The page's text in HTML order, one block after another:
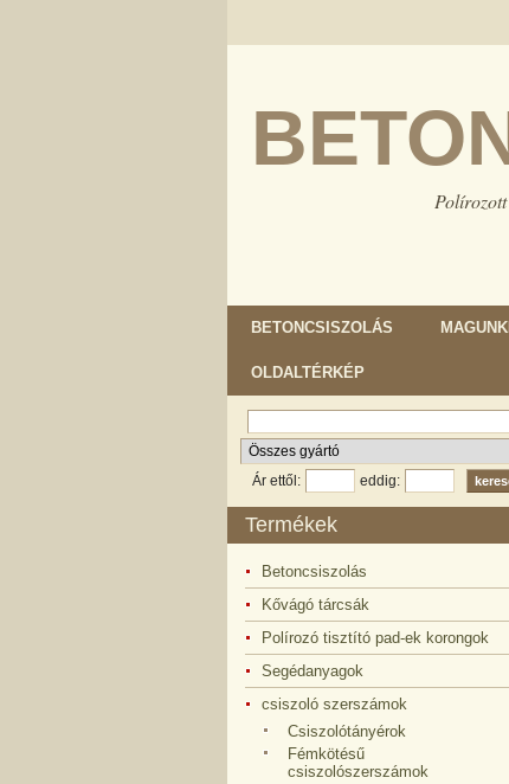
BETONCSISZOLÁS
OLDALTÉRKÉP
Ár ettől: eddig:
Termékek
Betoncsiszolás
Kővágó tárcsák
Polírozó tisztító pad-ek korongok
Segédanyagok
csiszoló szerszámok
Csiszolótányérok
Fémkötésű
csiszolószerszámok